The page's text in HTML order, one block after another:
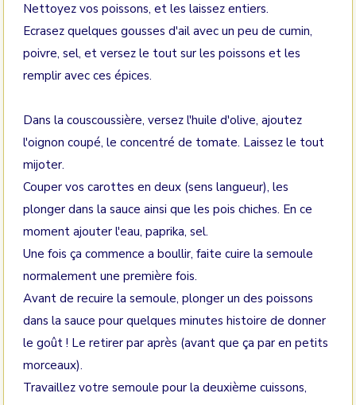
Nettoyez vos poissons, et les laissez entiers.
Ecrasez quelques gousses d'ail avec un peu de cumin,
poivre, sel, et versez le tout sur les poissons et les
remplir avec ces épices.
Dans la couscoussière, versez l'huile d'olive, ajoutez
l'oignon coupé, le concentré de tomate. Laissez le tout
mijoter.
Couper vos carottes en deux (sens langueur), les
plonger dans la sauce ainsi que les pois chiches. En ce
moment ajouter l'eau, paprika, sel.
Une fois ça commence a boullir, faite cuire la semoule
normalement une première fois.
Avant de recuire la semoule, plonger un des poissons
dans la sauce pour quelques minutes histoire de donner
le goût ! Le retirer par après (avant que ça par en petits
morceaux).
Travaillez votre semoule pour la deuxième cuissons,